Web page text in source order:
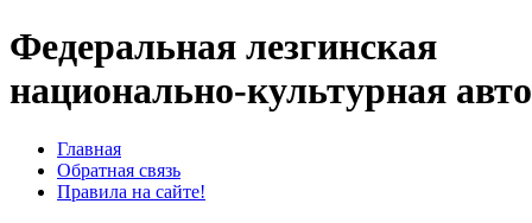
Федеральная лезгинская
национально-культурная
Главная
Обратная связь
Правила на сайте!